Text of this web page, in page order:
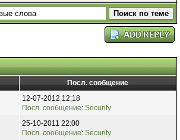
Посл. сообщение
12-07-2012 12:18
Посл. сообщение: Security
25-10-2011 22:00
Посл. сообщение: Security